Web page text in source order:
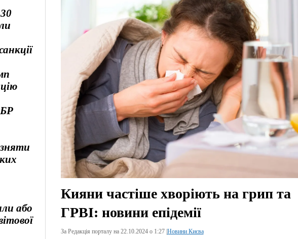
або
Кияни частіше хворіють на грип та
ГРВІ: новини епідемії
За Редакція порталу на 22.10.2024 о 1:27 | Новини Києва